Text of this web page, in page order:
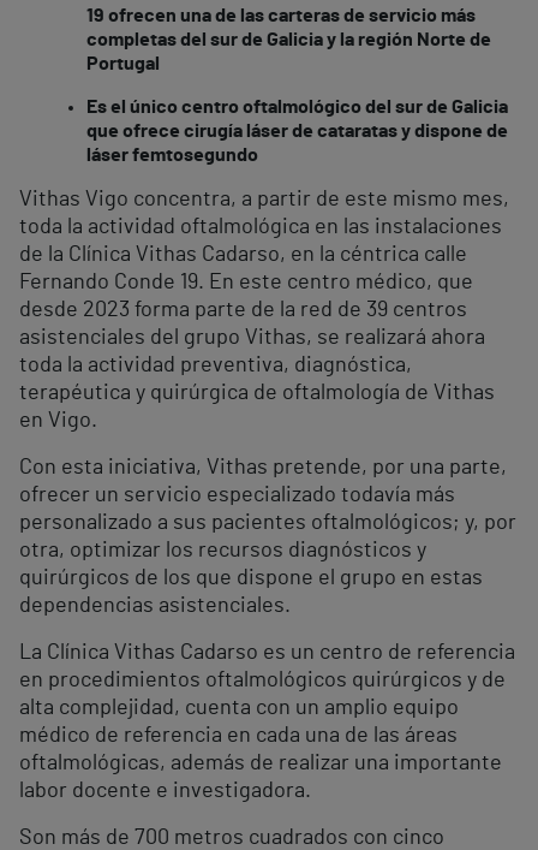
19 ofrecen una de las carteras de servicio más
completas del sur de Galicia y la región Norte de
Portugal
Es el único centro oftalmológico del sur de Galicia
que ofrece cirugía láser de cataratas y dispone de
láser femtosegundo
Vithas Vigo concentra, a partir de este mismo mes,
toda la actividad oftalmológica en las instalaciones
de la Clínica Vithas Cadarso, en la céntrica calle
Fernando Conde 19. En este centro médico, que
desde 2023 forma parte de la red de 39 centros
asistenciales del grupo Vithas, se realizará ahora
toda la actividad preventiva, diagnóstica,
terapéutica y quirúrgica de oftalmología de Vithas
en Vigo.
Con esta iniciativa, Vithas pretende, por una parte,
ofrecer un servicio especializado todavía más
personalizado a sus pacientes oftalmológicos; y, por
otra, optimizar los recursos diagnósticos y
quirúrgicos de los que dispone el grupo en estas
dependencias asistenciales.
La Clínica Vithas Cadarso es un centro de referencia
en procedimientos oftalmológicos quirúrgicos y de
alta complejidad, cuenta con un amplio equipo
médico de referencia en cada una de las áreas
oftalmológicas, además de realizar una importante
labor docente e investigadora.
Son más de 700 metros cuadrados con cinco